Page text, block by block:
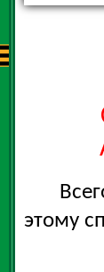
этому